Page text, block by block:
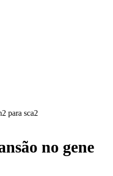
para sca2
no gene